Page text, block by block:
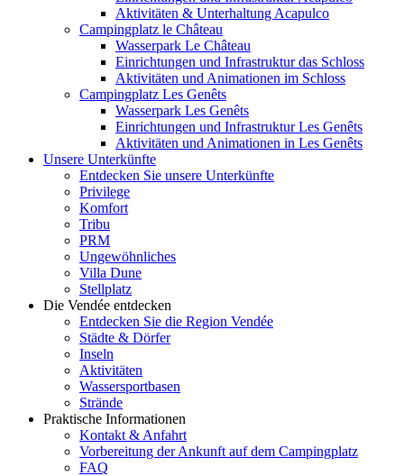
Aktivitäten & Unterhaltung Acapulco
Campingplatz le Château
Wasserpark Le Château
Einrichtungen und Infrastruktur das Schloss
Aktivitäten und Animationen im Schloss
Campingplatz Les Genêts
Wasserpark Les Genêts
Einrichtungen und Infrastruktur Les Genêts
Aktivitäten und Animationen in Les Genêts
Unsere Unterkünfte
Entdecken Sie unsere Unterkünfte
Privilege
Komfort
Tribu
PRM
Ungewöhnliches
Villa Dune
Stellplatz
Die Vendée entdecken
Entdecken Sie die Region Vendée
Städte & Dörfer
Inseln
Aktivitäten
Wassersportbasen
Strände
Praktische Informationen
Kontakt & Anfahrt
Vorbereitung der Ankunft auf dem Campingplatz
FAQ